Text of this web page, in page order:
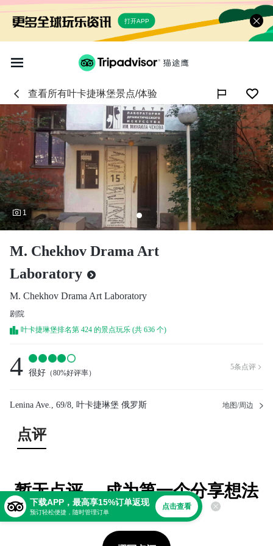
打开APP
查看所有叶卡捷琳堡景点/体验
 1
M. Chekhov Drama Art
Laboratory
M. Chekhov Drama Art Laboratory
剧院
叶卡捷琳堡排名第 424 的景点玩乐 (共 636 个)
4 很好 （80%好评率）
5条点评 
Lenina Ave., 69/8, 叶卡捷琳堡 俄罗斯 地图/周边
点评
暂无点评。 成为第一个分享想法
的人！
下载APP，最高享15%订单返现
预订轻松便捷，随时管理订单
点击查看